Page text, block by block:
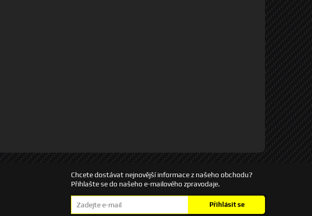
Chcete dostávat nejnovější informace z našeho obchodu?
Přihlašte se do našeho e-mailového zpravodaje.
Přihlásit se